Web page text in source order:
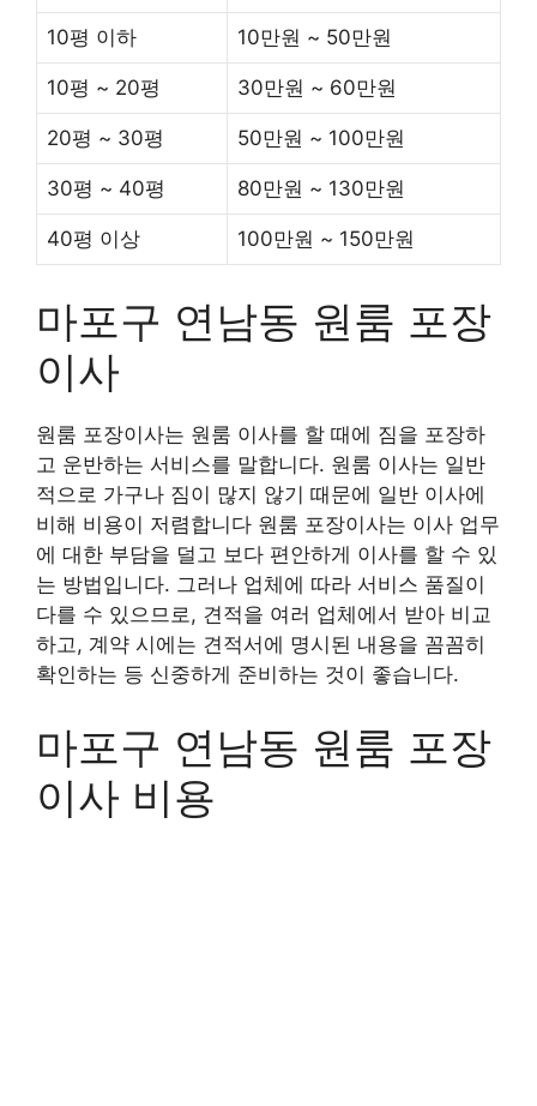
10평 이하 10만원 ~ 50만원
10평 ~ 20평 30만원 ~ 60만원
20평 ~ 30평 50만원 ~ 100만원
30평 ~ 40평 80만원 ~ 130만원
40평 이상 100만원 ~ 150만원
마포구 연남동 원룸 포장
이사
원룸 포장이사는 원룸 이사를 할 때에 짐을 포장하
고 운반하는 서비스를 말합니다. 원룸 이사는 일반
적으로 가구나 짐이 많지 않기 때문에 일반 이사에
비해 비용이 저렴합니다 원룸 포장이사는 이사 업무
에 대한 부담을 덜고 보다 편안하게 이사를 할 수 있
는 방법입니다. 그러나 업체에 따라 서비스 품질이
다를 수 있으므로, 견적을 여러 업체에서 받아 비교
하고, 계약 시에는 견적서에 명시된 내용을 꼼꼼히
확인하는 등 신중하게 준비하는 것이 좋습니다.
마포구 연남동 원룸 포장
이사 비용